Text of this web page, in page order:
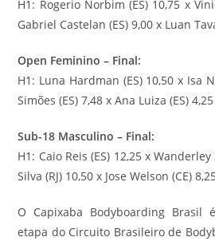
H1: Rogerio Norbim (ES) 10,75 x
Gabriel Castelan (ES) 9,00 x Luan
Open Feminino – Final:
H1: Luna Hardman (ES) 10,50 x Isa
Simões (ES) 7,48 x Ana Luiza (ES) 4,25
Sub-18 Masculino – Final:
H1: Caio Reis (ES) 12,25 x
Silva (RJ) 10,50 x Jose Welson (CE)
O Capixaba Bodyboarding Brasil
etapa do Circuito Brasileiro de